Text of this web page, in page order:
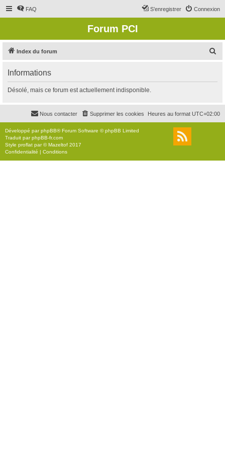
FAQ Connexion
S’enregistrer
Forum PCI
Index du forum
r
c
r
Informations
Désolé, mais ce forum est actuellement indisponible.
Heures au format UTC+02:00
Supprimer les cookies
Nous contacter
Développé parphpBB® Forum Software © phpBB Limited
Traduit parphpBB-fr.com
Style proflat par ©Mazeltof 2017
Confidentialité | Conditions